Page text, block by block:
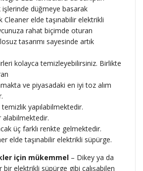
düğmeye basarak
elde taşınabilir elektrikli
rahat biçimde oturan
tasarımı sayesinde artık
kolayca temizleyebilirsiniz. Birlikte
ve piyasadaki en iyi toz alım
yapılabilmektedir.
üç farklı renkte gelmektedir.
elde taşınabilir elektrikli süpürge.
için mükemmel – Dikey ya da
bir elektrikli süpürge gibi çalışabilen